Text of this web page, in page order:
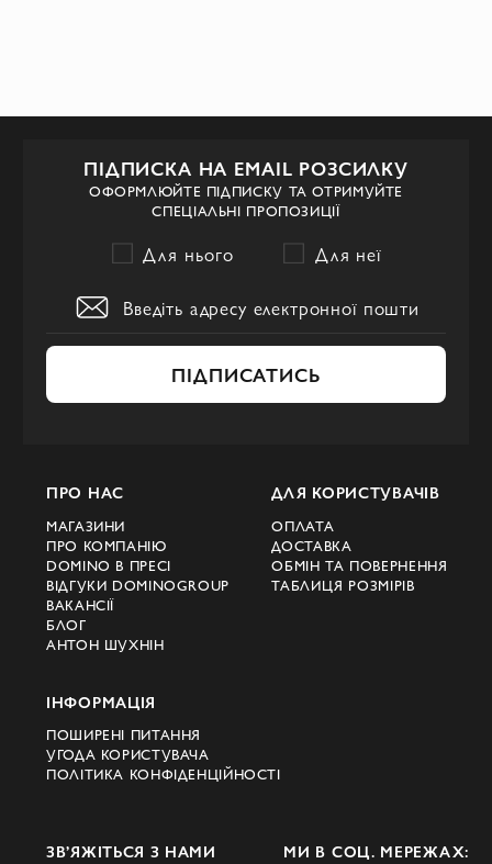
ПІДПИСКА НА EMAIL РОЗСИЛКУ
ОФОРМЛЮЙТЕ ПІДПИСКУ ТА ОТРИМУЙТЕ
СПЕЦІАЛЬНІ ПРОПОЗИЦІЇ
Для нього Для неї
ПІДПИСАТИСЬ
ПРО НАС
МАГАЗИНИ
ПРО КОМПАНІЮ
DOMINO В ПРЕСІ
ВІДГУКИ DOMINOGROUP
ВАКАНСІЇ
БЛОГ
АНТОН ШУХНІН
ДЛЯ КОРИСТУВАЧІВ
ОПЛАТА
ДОСТАВКА
ОБМІН ТА ПОВЕРНЕННЯ
ТАБЛИЦЯ РОЗМІРІВ
ІНФОРМАЦІЯ
ПОШИРЕНІ ПИТАННЯ
УГОДА КОРИСТУВАЧА
ПОЛІТИКА КОНФІДЕНЦІЙНОСТІ
ЗВ’ЯЖІТЬСЯ З НАМИ МИ В СОЦ. МЕРЕЖАХ: